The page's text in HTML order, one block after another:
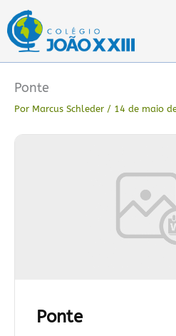
para
conteúdo
Ponte
Por Marcus Schleder / 14 de maio
Ponte